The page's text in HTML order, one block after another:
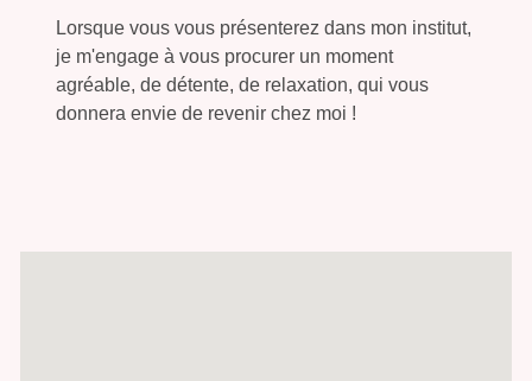
Lorsque vous vous présenterez dans mon institut,
je m'engage à vous procurer un moment
agréable, de détente, de relaxation, qui vous
donnera envie de revenir chez moi !